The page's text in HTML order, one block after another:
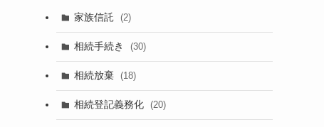
家族信託 (2)
相続手続き (30)
相続放棄 (18)
相続登記義務化 (20)